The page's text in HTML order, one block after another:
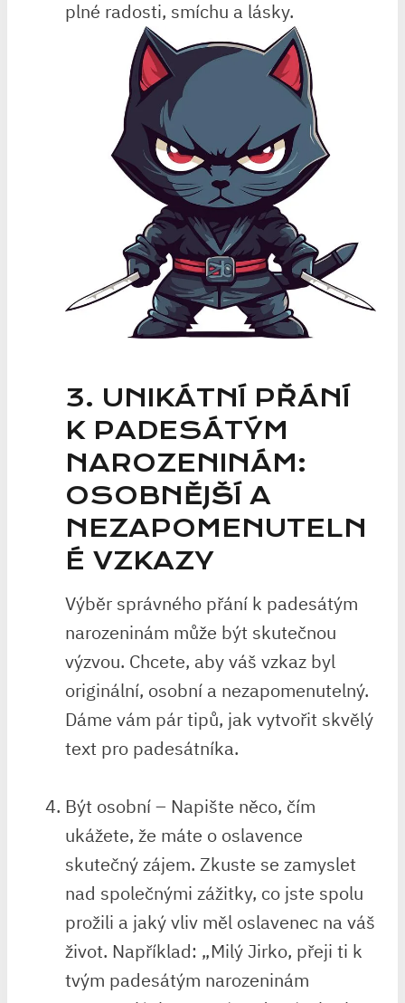
plné ​radosti, smíchu a lásky.
3. UNIKÁTNÍ PŘÁNÍ
K PADESÁTÝM
NAROZENINÁM:
OSOBNĚJŠÍ ‌A
NEZAPOMENUTELN
É VZKAZY
Výběr správného přání k padesátým
narozeninám může být ‌skutečnou⁤
výzvou. Chcete, aby váš vzkaz byl
originální, osobní a nezapomenutelný.
Dáme vám pár tipů, jak vytvořit skvělý
text ⁢pro padesátníka.
Být osobní – Napište něco, čím
ukážete, že máte ‌o ​oslavence
skutečný zájem. ‍Zkuste se zamyslet
nad společnými zážitky,‌ co jste spolu​
prožili a jaký vliv měl oslavenec na‌ váš
život. Například: „Milý Jirko, přeji ti k
tvým padesátým narozeninám